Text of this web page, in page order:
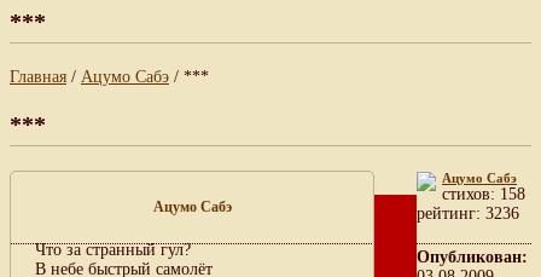
***
Главная / Ацумо Сабэ / ***
***
Ацумо Сабэ
Что за странный гул?
В небе быстрый самолёт
Ацумо Сабэ
cтихов: 158
рейтинг: 3236
Опубликован: